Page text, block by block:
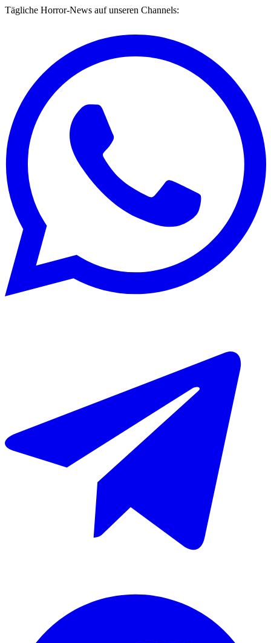
Tägliche Horror-News auf unseren Channels: